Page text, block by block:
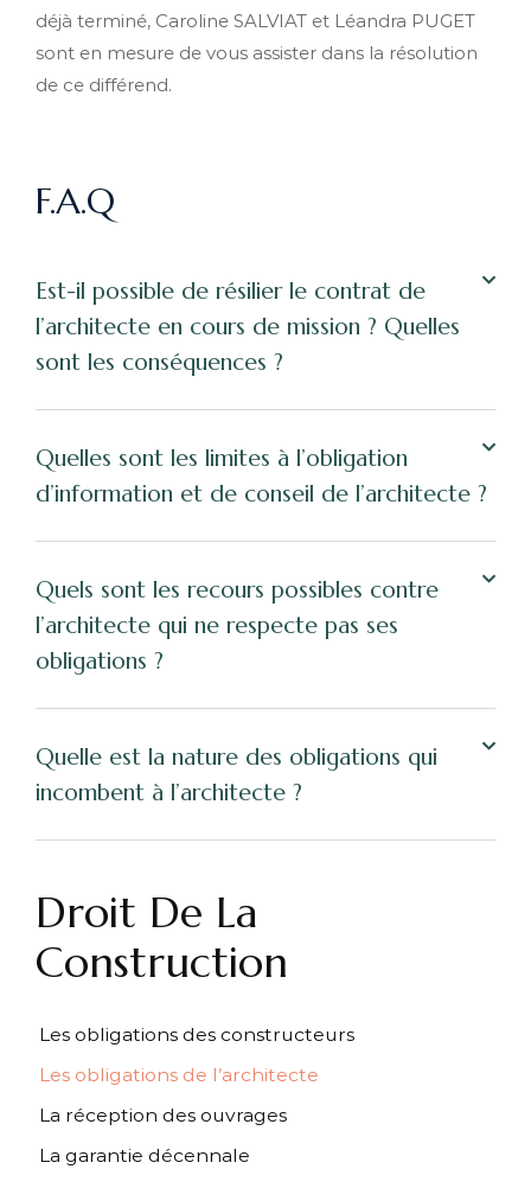
Droit De La
Construction
Les obligations des constructeurs
Les obligations de l’architecte
La réception des ouvrages
La garantie décennale
déjà terminé, Caroline SALVIAT et Léandra PUGET
sont en mesure de vous assister dans la résolution
de ce différend.
F.A.Q
Est-il possible de résilier le contrat de
l’architecte en cours de mission ? Quelles
sont les conséquences ?
Quelles sont les limites à l’obligation
d’information et de conseil de l’architecte ?
Quels sont les recours possibles contre
l’architecte qui ne respecte pas ses
obligations ?
Quelle est la nature des obligations qui
incombent à l’architecte ?